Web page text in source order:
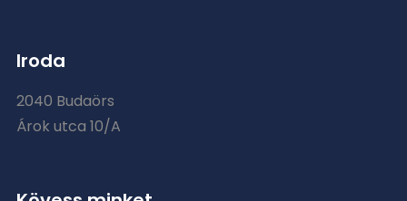
Iroda
2040 Budaörs
Árok utca 10/A